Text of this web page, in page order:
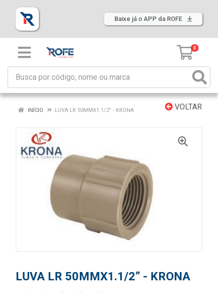
Baixe já o APP da ROFE
0
VOLTAR
INÍCIO LUVA LR 50MMX1.1/2” - KRONA
LUVA LR 50MMX1.1/2” - KRONA